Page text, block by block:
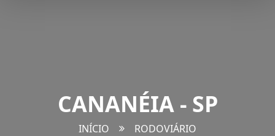
CANANÉIA - SP
INÍCIO RODOVIÁRIO